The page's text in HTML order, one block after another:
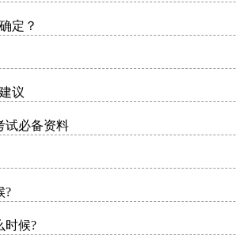
定？
议
试必备资料
?
时候?